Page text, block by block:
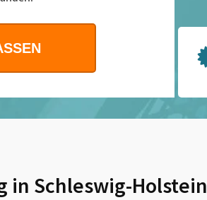
in Schleswig-Holstein